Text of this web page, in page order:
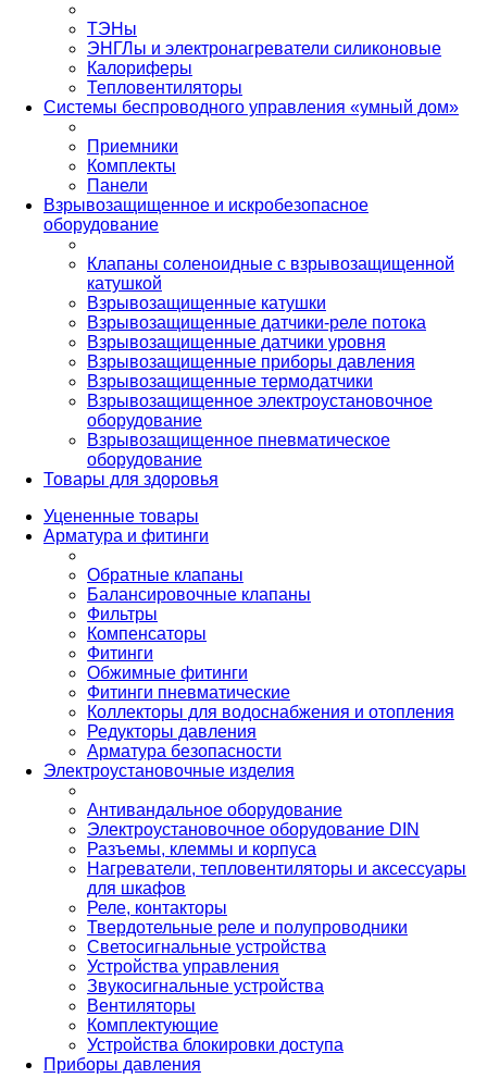
ТЭНы
ЭНГЛы и электронагреватели силиконовые
Калориферы
Тепловентиляторы
Системы беспроводного управления «умный дом»
Приемники
Комплекты
Панели
Взрывозащищенное и искробезопасное
оборудование
Клапаны соленоидные с взрывозащищенной
катушкой
Взрывозащищенные катушки
Взрывозащищенные датчики-реле потока
Взрывозащищенные датчики уровня
Взрывозащищенные приборы давления
Взрывозащищенные термодатчики
Взрывозащищенное электроустановочное
оборудование
Взрывозащищенное пневматическое
оборудование
Товары для здоровья
Уцененные товары
Арматура и фитинги
Обратные клапаны
Балансировочные клапаны
Фильтры
Компенсаторы
Фитинги
Обжимные фитинги
Фитинги пневматические
Коллекторы для водоснабжения и отопления
Редукторы давления
Арматура безопасности
Электроустановочные изделия
Антивандальное оборудование
Электроустановочное оборудование DIN
Разъемы, клеммы и корпуса
Нагреватели, тепловентиляторы и аксессуары
для шкафов
Реле, контакторы
Твердотельные реле и полупроводники
Светосигнальные устройства
Устройства управления
Звукосигнальные устройства
Вентиляторы
Комплектующие
Устройства блокировки доступа
Приборы давления